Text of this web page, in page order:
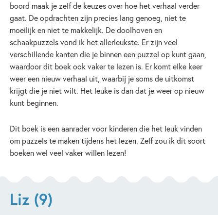
boord maak je zelf de keuzes over hoe het verhaal verder
gaat. De opdrachten zijn precies lang genoeg, niet te
moeilijk en niet te makkelijk. De doolhoven en
schaakpuzzels vond ik het allerleukste. Er zijn veel
verschillende kanten die je binnen een puzzel op kunt gaan,
waardoor dit boek ook vaker te lezen is. Er komt elke keer
weer een nieuw verhaal uit, waarbij je soms de uitkomst
krijgt die je niet wilt. Het leuke is dan dat je weer op nieuw
kunt beginnen.
Dit boek is een aanrader voor kinderen die het leuk vinden
om puzzels te maken tijdens het lezen. Zelf zou ik dit soort
boeken wel veel vaker willen lezen!
Liz (9)